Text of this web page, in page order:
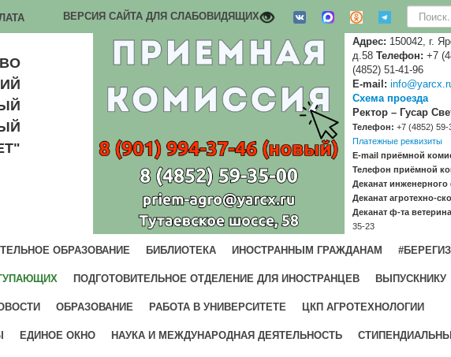
ВЕРСИЯ САЙТА ДЛЯ СЛАБОВИДЯЩИХ Искать...
Адрес: 150042, г.
д.58 Телефон: +7
(4852) 51-41-96
E-mail:
Схема проезда
Ректор – Гусар
Телефон: +7 (4852) 59-
Платежные реквизиты
E-mail приёмной
Телефон приёмной
Деканат инженерного
Деканат агротехно-
Деканат ф-та
35-23
ОБРАЗОВАНИЕ БИБЛИОТЕКА ИНОСТРАННЫМ ГРАЖДАНАМ
ПОДГОТОВИТЕЛЬНОЕ ОТДЕЛЕНИЕ ДЛЯ ИНОСТРАНЦЕВ ВЫПУСКНИКУ
ОБРАЗОВАНИЕ РАБОТА В УНИВЕРСИТЕТЕ ЦКП АГРОТЕХНОЛОГИИ
ЕДИНОЕ ОКНО НАУКА И МЕЖДУНАРОДНАЯ ДЕЯТЕЛЬНОСТЬ